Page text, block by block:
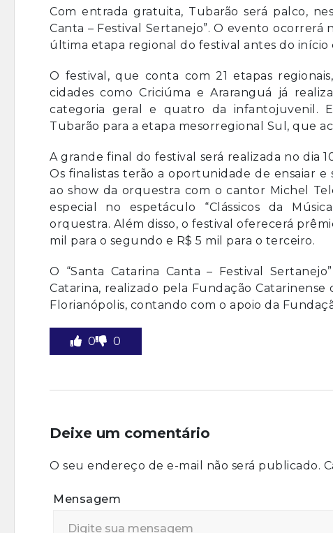
Com entrada gratuita, Tubarão será palco,
Canta – Festival Sertanejo”. O evento
última etapa regional do festival antes do início
O festival, que conta com 21 etapas
cidades como Criciúma e Araranguá já
categoria geral e quatro da infantojuvenil.
Tubarão para a etapa mesorregional Sul, que
A grande final do festival será realizada no dia
Os finalistas terão a oportunidade de ensaiar e
ao show da orquestra com o cantor Michel
especial no espetáculo “Clássicos da
orquestra. Além disso, o festival oferecerá
mil para o segundo e R$ 5 mil para o terceiro.
O “Santa Catarina Canta – Festival
Catarina, realizado pela Fundação
Florianópolis, contando com o apoio da
0 0
Deixe um comentário
O seu endereço de e-mail não será publicado.
Mensagem